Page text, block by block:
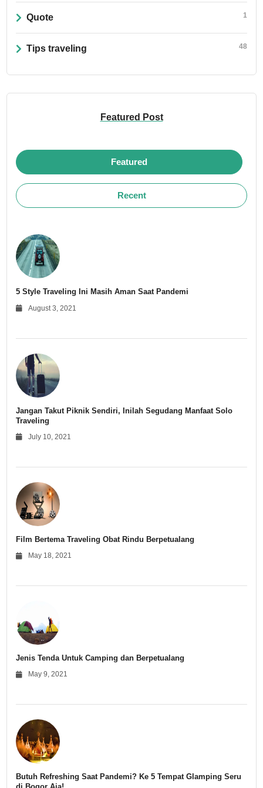
Quote 1
Tips traveling 48
Featured Post
Featured
Recent
5 Style Traveling Ini Masih Aman Saat Pandemi
August 3, 2021
Jangan Takut Piknik Sendiri, Inilah Segudang Manfaat Solo
Traveling
July 10, 2021
Film Bertema Traveling Obat Rindu Berpetualang
May 18, 2021
Jenis Tenda Untuk Camping dan Berpetualang
May 9, 2021
Butuh Refreshing Saat Pandemi? Ke 5 Tempat Glamping Seru